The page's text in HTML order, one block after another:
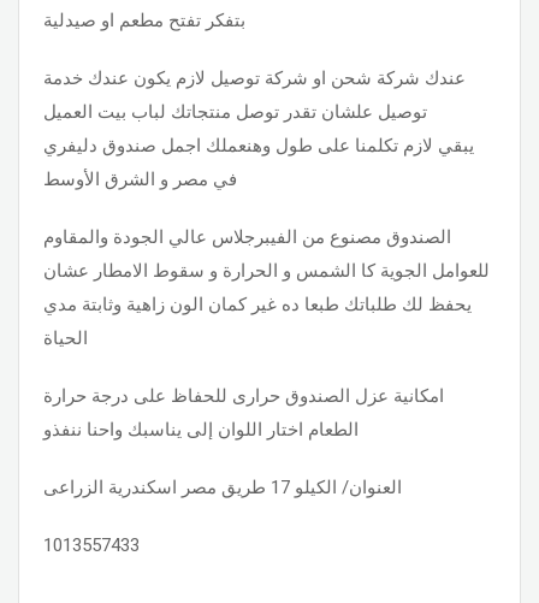
بتفكر تفتح مطعم او صيدلية
عندك شركة شحن او شركة توصيل لازم يكون عندك خدمة
توصيل علشان تقدر توصل منتجاتك لباب بيت العميل
يبقي لازم تكلمنا على طول وهنعملك اجمل صندوق دليفري
في مصر و الشرق الأوسط
الصندوق مصنوع من الفيبرجلاس عالي الجودة والمقاوم
للعوامل الجوية كا الشمس و الحرارة و سقوط الامطار عشان
يحفظ لك طلباتك طبعا ده غير كمان الون زاهية وثابتة مدي
الحياة
امكانية عزل الصندوق حرارى للحفاظ على درجة حرارة
الطعام اختار اللوان إلى يناسبك واحنا ننفذو
العنوان/ الكيلو 17 طريق مصر اسكندرية الزراعى
1013557433